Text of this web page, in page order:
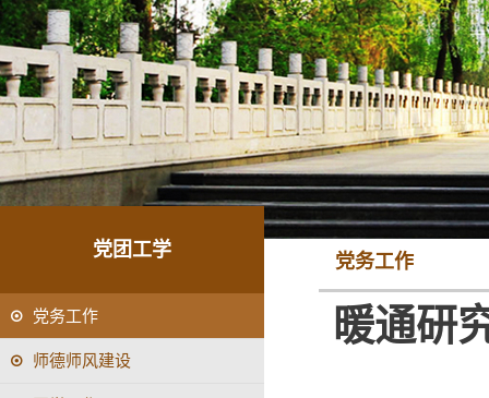
党团工学
党务工作
师德师风建设
党务工作
暖通研